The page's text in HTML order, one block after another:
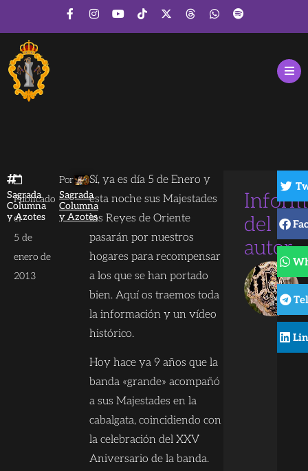
Sagrada
Columna
y Azotes
Publicado
el
5 de
enero de
2013
Por
Sagrada
Columna
y Azotes
Sí, ya es día 5 de Enero y
esta noche sus Majestades
los Reyes de Oriente
pasarán por nuestros
hogares para recompensar
a los que se han portado
bien. Aquí os traemos toda
la información y un vídeo
histórico.
Hoy hace ya 9 años que la
banda «grande» acompañó
a sus Majestades en la
cabalgata, coincidiendo con
la celebración del XXV
Aniversario de la banda.
del
autor